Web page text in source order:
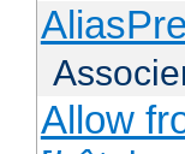
Allow